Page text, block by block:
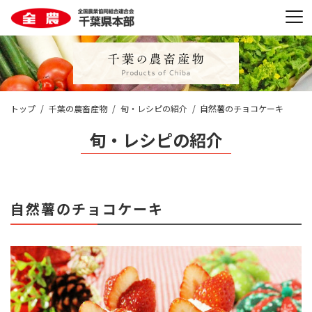
トップ 千葉の農畜産物 旬・レシピの紹介 自然薯のチョコケーキ
旬・レシピの紹介
自然薯のチョコケーキ